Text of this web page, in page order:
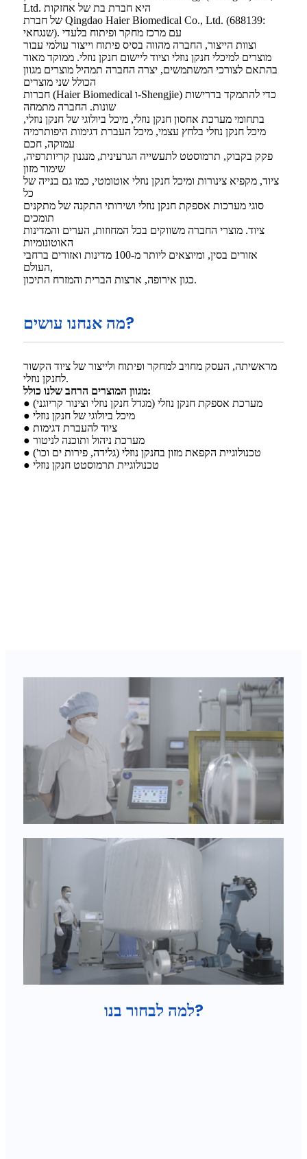
Ltd. היא חברת בת של אחזקות
של חברת Qingdao Haier Biomedical Co., Ltd. (688139:
שנגחאי). עם מרכז מחקר ופיתוח בלעדי
וצוות הייצור, החברה מהווה בסיס פיתוח וייצור עולמי עבור
מוצרים למיכלי חנקן נוזלי וציוד ליישום חנקן נוזלי. ממוקד מאוד
בהתאם לצורכי המשתמשים, יצרה החברה תמהיל מוצרים מגוון
הכולל שני מוצרים
חברות (Haier Biomedical ו-Shengjie) כדי להתמקד בדרישות
שונות. החברה מתמחה
בתחומי מערכת אחסון חנקן נוזלי, מיכל ביולוגי של חנקן נוזלי,
מיכל חנקן נוזלי בלחץ עצמי, מיכל העברת דגימות היפותרמיה
עמוקה, חכם
פקק בקבוק, תרמוסטט לתעשייה הגרעינית, מנגנון קריותרפיה,
שימור מזון
ציוד, מקפיא צינורות ומיכל חנקן נוזלי אוטומטי, כמו גם בנייה של
כל
סוגי מערכות אספקת חנקן נוזלי ושירותי התקנה של מתקנים
תומכים
ציוד. מוצרי החברה משווקים בכל המחוזות, הערים והמדינות
האוטונומיות
אזורים בסין, ומיוצאים ליותר מ-100 מדינות ואזורים ברחבי
העולם,
כגון אירופה, ארצות הברית והמזרח התיכון.
מה אנחנו עושים?
מראשיתה, העסק מחויב למחקר ופיתוח ולייצור של ציוד הקשור
לחנקן נוזלי.
מגוון המוצרים הרחב שלנו כולל:
● מערכת אספקת חנקן נוזלי (מגדל חנקן נוזלי וצינור קריוגני)
● מיכל ביולוגי של חנקן נוזלי
● ציוד להעברת דגימות
● מערכת ניהול ותוכנה לניטור
● טכנולוגיית הקפאת מזון בחנקן נוזלי (גלידה, פירות ים וכו')
● טכנולוגיית תרמוסטט חנקן נוזלי
למה לבחור בנו?